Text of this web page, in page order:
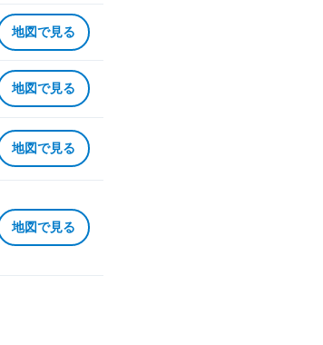
地図で見る
地図で見る
地図で見る
地図で見る